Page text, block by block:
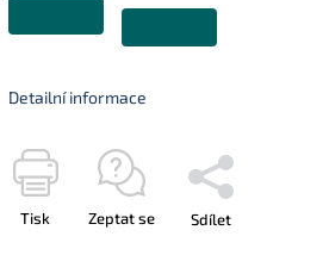
Detailní informace
Tisk Zeptat se Sdílet